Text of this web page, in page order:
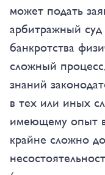
может подать
арбитражный
банкротства
сложный
знаний
в тех или иных
имеющему опыт
крайне сложно